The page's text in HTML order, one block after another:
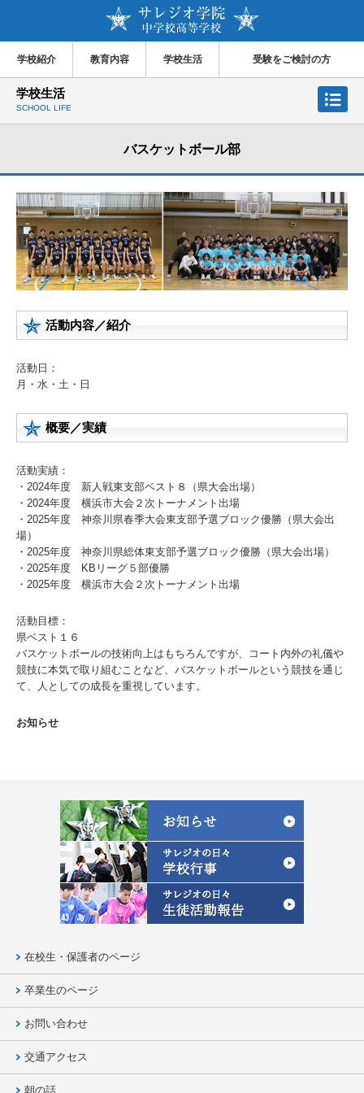
学校紹介 教育内容 学校生活 受験をご検討の方
学校生活
SCHOOL LIFE
バスケットボール部
活動内容／紹介
活動日：
月・水・土・日
概要／実績
活動実績：
・2024年度 新人戦東支部ベスト８（県大会出場）
・2024年度 横浜市大会２次トーナメント出場
・2025年度 神奈川県春季大会東支部予選ブロック優勝（県大会出
場）
・2025年度 神奈川県総体東支部予選ブロック優勝（県大会出場）
・2025年度 KBリーグ５部優勝
・2025年度 横浜市大会２次トーナメント出場
活動目標：
県ベスト１６
バスケットボールの技術向上はもちろんですが、コート内外の礼儀や
競技に本気で取り組むことなど、バスケットボールという競技を通じ
て、人としての成長を重視しています。
お知らせ
在校生・保護者のページ
卒業生のページ
お問い合わせ
交通アクセス
朝の話